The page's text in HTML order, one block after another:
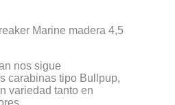
Marine madera 4,5
nos sigue
carabinas tipo Bullpup,
variedad tanto en